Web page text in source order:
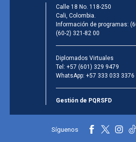
Calle 18 No. 118-250
Cali, Colombia.
Información de programas:
(60-2) 321-82 00
Diplomados Virtuales
Tel: +57 (601) 329 9479
WhatsApp: +57 333 033 3376
Gestión de PQRSFD
Síguenos